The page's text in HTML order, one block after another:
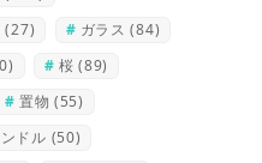
(27) ガラス (84)
桜 (89)
置物 (55)
ドル (50)